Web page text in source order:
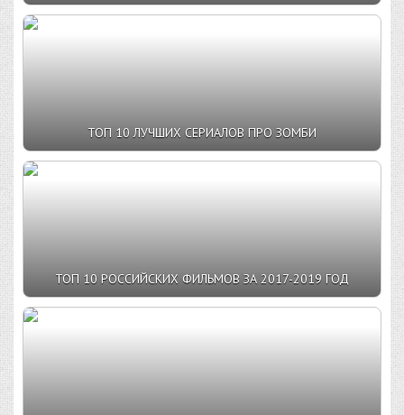
ТОП 10 ЛУЧШИХ СЕРИАЛОВ ПРО ЗОМБИ
ТОП 10 РОССИЙСКИХ ФИЛЬМОВ ЗА 2017-2019 ГОД